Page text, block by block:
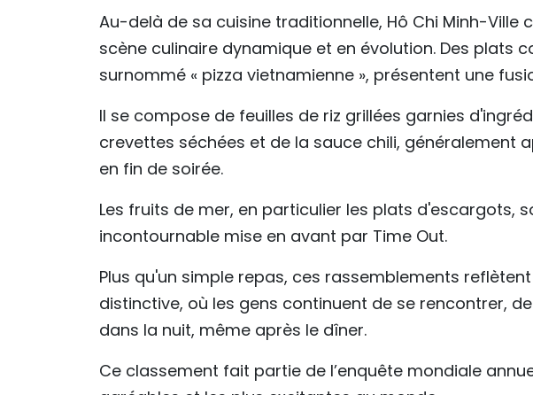
Au-delà de sa cuisine traditionnelle, Hô Chi Minh-Ville
scène culinaire dynamique et en évolution. Des plats
surnommé « pizza vietnamienne », présentent une
Il se compose de feuilles de riz grillées garnies
crevettes séchées et de la sauce chili, généralement
en fin de soirée.
Les fruits de mer, en particulier les plats d'escargots,
incontournable mise en avant par Time Out.
Plus qu'un simple repas, ces rassemblements
distinctive, où les gens continuent de se rencontrer,
dans la nuit, même après le dîner.
Ce classement fait partie de l’enquête mondiale